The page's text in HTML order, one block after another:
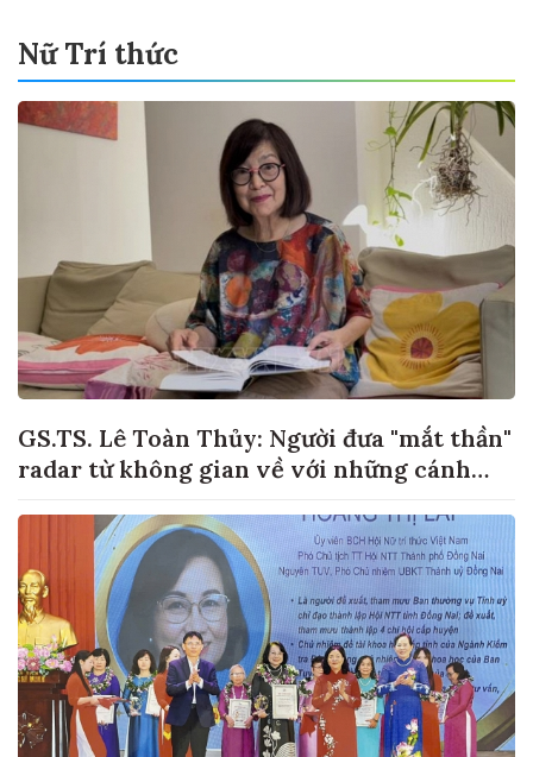
Nữ Trí thức
GS.TS. Lê Toàn Thủy: Người đưa "mắt thần"
radar từ không gian về với những cánh